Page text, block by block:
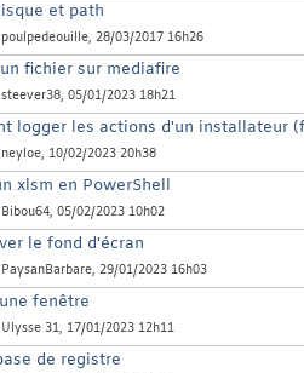
et path
poulpedeouille, 28/03/2017 16h26
fichier sur mediafire
steever38, 05/01/2023 18h21
logger les actions d'un installateur
neyloe, 10/02/2023 20h38
xlsm en PowerShell
Bibou64, 05/02/2023 10h02
le fond d'écran
PaysanBarbare, 29/01/2023 16h03
fenêtre
Ulysse 31, 17/01/2023 12h11
de registre